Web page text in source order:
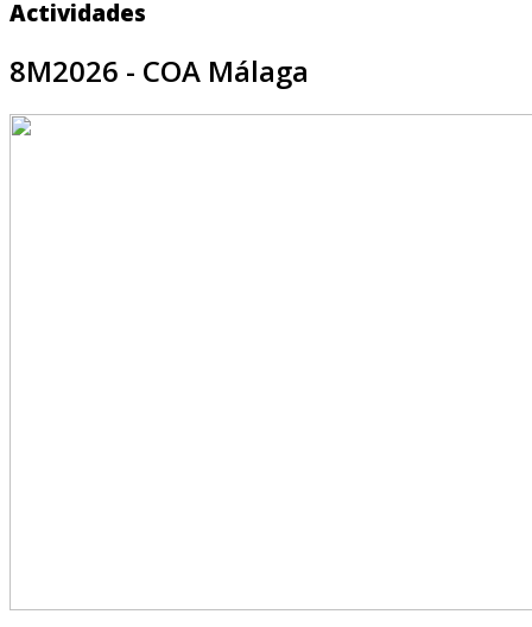
Actividades
8M2026 - COA Málaga